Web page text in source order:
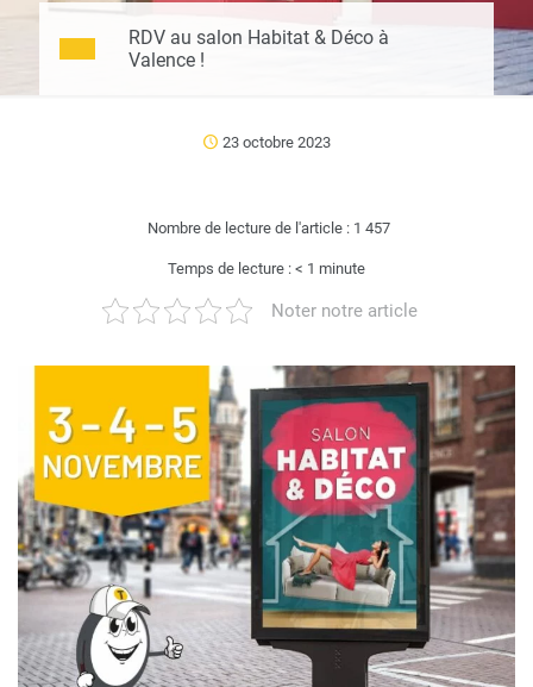
RDV au salon Habitat & Déco à
Valence !
23 octobre 2023
Nombre de lecture de l'article : 1 457
Temps de lecture : < 1 minute
Noter notre article